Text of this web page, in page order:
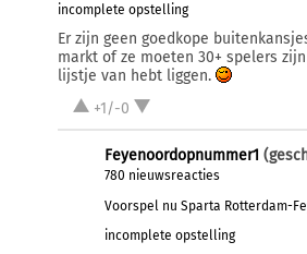
incomplete opstelling
Er zijn geen goedkope
markt of ze moeten 30+ spelers
lijstje van hebt liggen.
+1/-0
Feyenoordopnummer1
780 nieuwsreacties
Voorspel nu Sparta Rotterdam-
incomplete opstelling